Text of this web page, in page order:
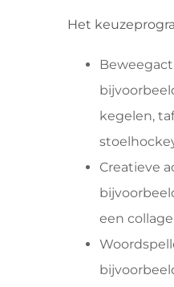
Het
kegelen,
Creatieve
een